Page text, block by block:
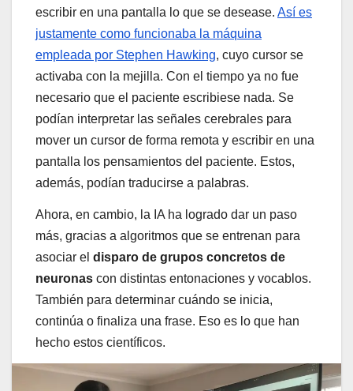
escribir en una pantalla lo que se desease. Así es
justamente como funcionaba la máquina
empleada por Stephen Hawking, cuyo cursor se
activaba con la mejilla. Con el tiempo ya no fue
necesario que el paciente escribiese nada. Se
podían interpretar las señales cerebrales para
mover un cursor de forma remota y escribir en una
pantalla los pensamientos del paciente. Estos,
además, podían traducirse a palabras.
Ahora, en cambio, la IA ha logrado dar un paso
más, gracias a algoritmos que se entrenan para
asociar el disparo de grupos concretos de
neuronas con distintas entonaciones y vocablos.
También para determinar cuándo se inicia,
continúa o finaliza una frase. Eso es lo que han
hecho estos científicos.